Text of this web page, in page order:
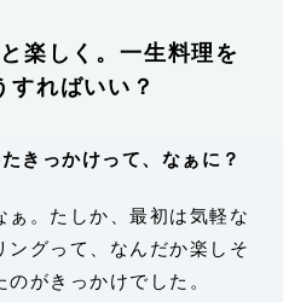
楽しく。一生料理を
すればいい？
っかけって、なぁに？
ぁ。たしか、最初は気軽な
グって、なんだか楽しそ
がきっかけでした。